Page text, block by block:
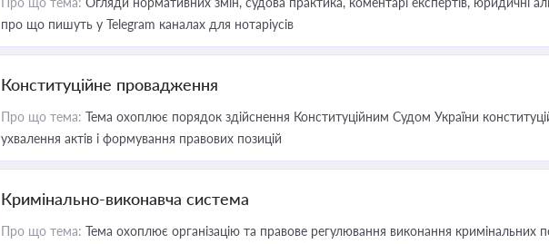
про що пишуть у Telegram каналах для нотаріусів
Конституційне провадження
Про що тема: Тема охоплює порядок здійснення Конституційним Судом України
ухвалення актів і формування правових позицій
Кримінально-виконавча система
Про що тема: Тема охоплює організацію та правове регулювання виконання кримінальних